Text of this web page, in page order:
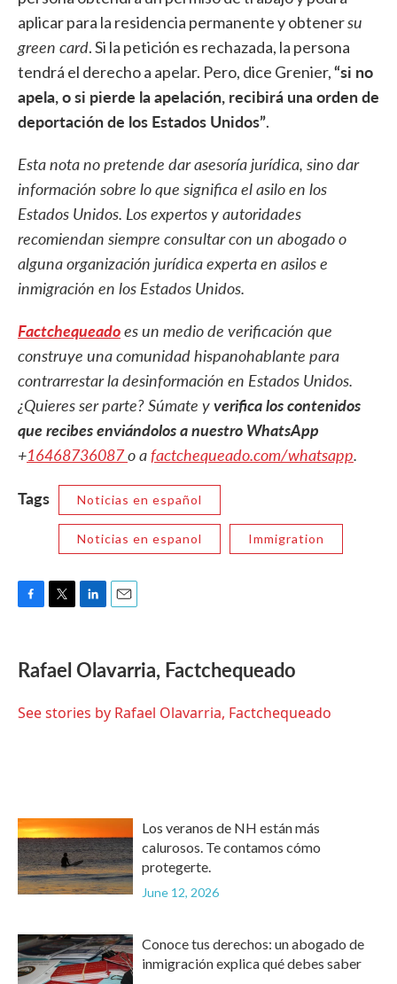
aplicar para la residencia permanente y obtenersu
green card. Si la petición es rechazada, la persona
tendrá el derecho a apelar. Pero, dice Grenier,“si no
apela, o si pierde la apelación, recibirá una orden de
deportación de los Estados Unidos”.
Esta nota no pretende dar asesoría jurídica, sino dar
información sobre lo que significa el asilo en los
Estados Unidos. Los expertos y autoridades
recomiendan siempre consultar con un abogado o
alguna organización jurídica experta en asilos e
inmigración en los Estados Unidos.
Factchequeadoes un medio de verificación que
construye una comunidad hispanohablante para
contrarrestar la desinformación en Estados Unidos.
¿Quieres ser parte? Súmate yverifica los contenidos
que recibes enviándolos a nuestro WhatsApp
+16468736087o afactchequeado.com/whatsapp.
Tags
Noticias en español
Noticias en espanol Immigration
e
b
o
t
t
r
k
e
I
l
Rafael Olavarria, Factchequeado
See stories by Rafael Olavarria, Factchequeado
Los veranos de NH están más
calurosos. Te contamos cómo
protegerte.
June 12, 2026
Conoce tus derechos: un abogado de
inmigración explica qué debes saber